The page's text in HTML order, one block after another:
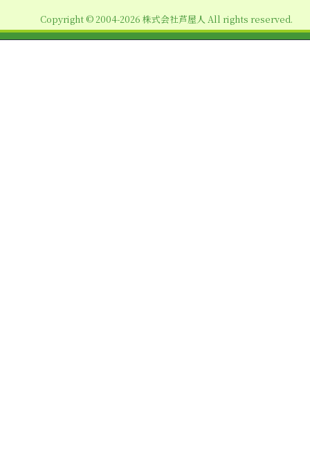
ン
Copyright © 2004-2026 株式会社芦屋人 All rights reserved.